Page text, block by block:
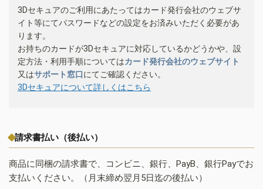
3Dセキュアのご利用にあたってはカード発行会社のウェブサ
イト等にてパスワードなどの設定をお済みいただく必要があ
ります。
お持ちのカードが3Dセキュアに対応しているかどうかや、設
定方法・利用手順についてはカード発行会社のウェブサイト
又はサポート窓口にてご確認ください。
3Dセキュアについて詳しくはこちら
請求書払い（後払い）
商品に同梱の請求書で、コンビニ、銀行、PayB、銀行Payでお
支払いください。（月末締め翌月5日迄の後払い）